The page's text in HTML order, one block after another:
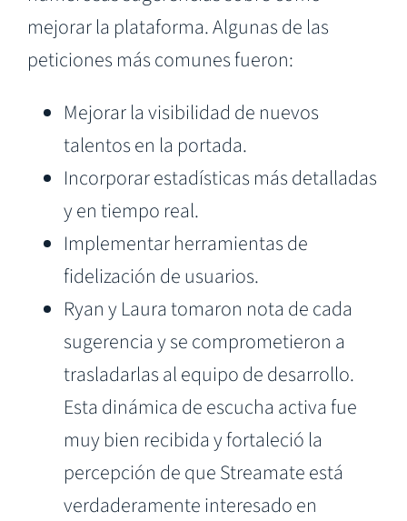
mejorar la plataforma. Algunas de las
peticiones más comunes fueron:
Mejorar la visibilidad de nuevos
talentos en la portada.
Incorporar estadísticas más detalladas
y en tiempo real.
Implementar herramientas de
fidelización de usuarios.
Ryan y Laura tomaron nota de cada
sugerencia y se comprometieron a
trasladarlas al equipo de desarrollo.
Esta dinámica de escucha activa fue
muy bien recibida y fortaleció la
percepción de que Streamate está
verdaderamente interesado en